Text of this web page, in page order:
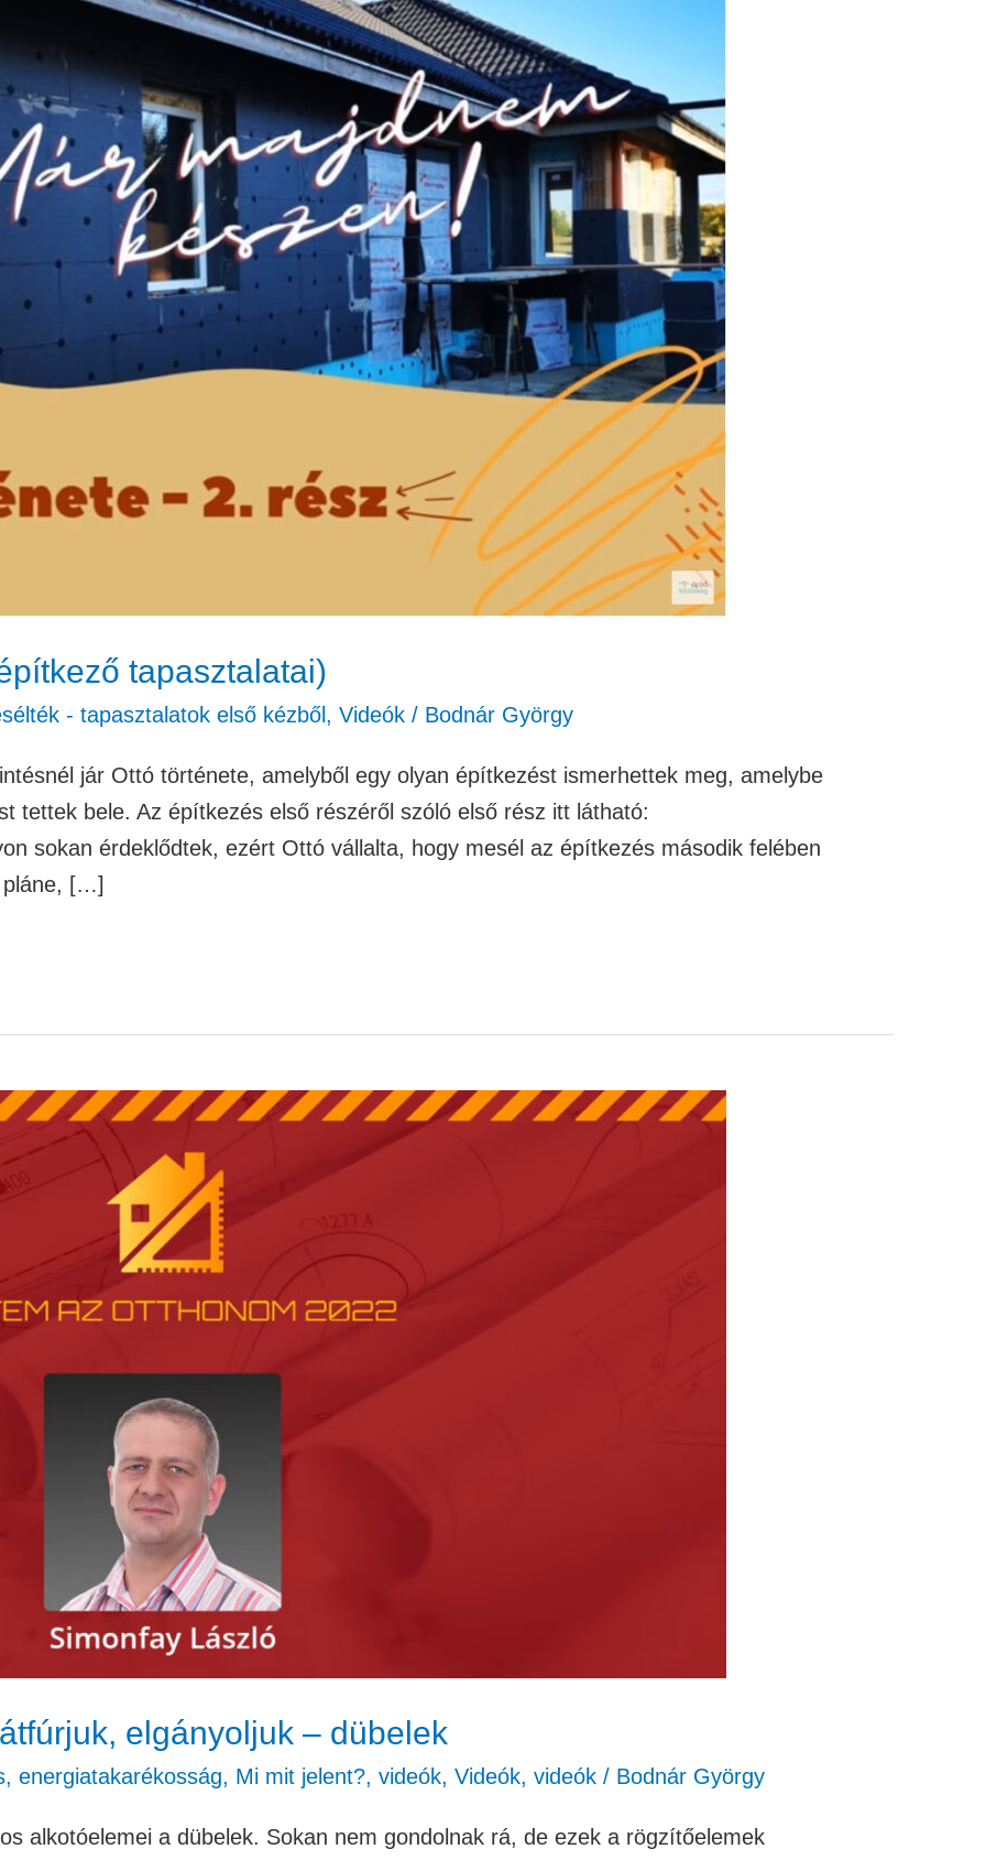
tapasztalatai)
- tapasztalatok első kézből , Videók / Bodnár György
jár Ottó története, amelyből egy olyan építkezést ismerhettek meg, amelybe
tettek bele. Az építkezés első részéről szóló első rész itt látható:
sokan érdeklődtek, ezért Ottó vállalta, hogy mesél az építkezés második felében
pláne, […]
elgányoljuk – dübelek
energiatakarékosság, Mi mit jelent?, videók, Videók, videók / Bodnár György
alkotóelemei a dübelek. Sokan nem gondolnak rá, de ezek a rögzítőelemek